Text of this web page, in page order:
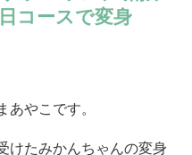
コースで変身
あやこです。
けたみかんちゃんの変身